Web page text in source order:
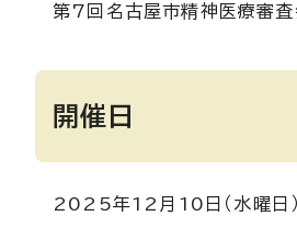
第7回名古屋市精神医療審査
開催日
2025年12月10日（水曜日）